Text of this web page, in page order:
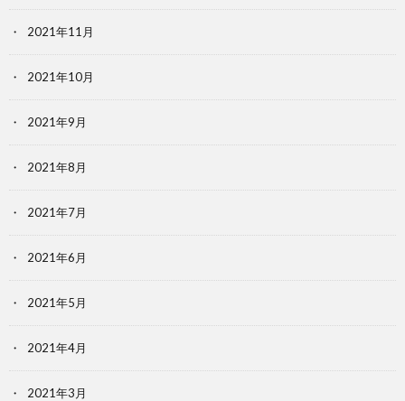
2021年11月
2021年10月
2021年9月
2021年8月
2021年7月
2021年6月
2021年5月
2021年4月
2021年3月